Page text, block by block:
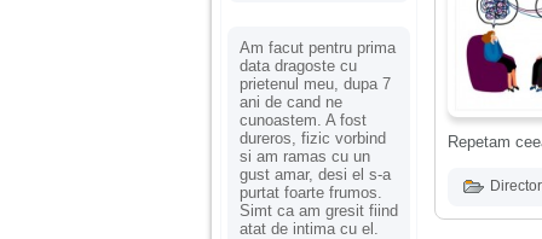
Am facut pentru prima
data dragoste cu
prietenul meu, dupa 7
ani de cand ne
cunoastem. A fost
dureros, fizic vorbind
si am ramas cu un
gust amar, desi el s-a
purtat foarte frumos.
Simt ca am gresit fiind
atat de intima cu el.
Repetam